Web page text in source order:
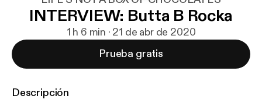
INTERVIEW: Butta B Rocka
1 h 6 min · 21 de abr de 2020
Prueba gratis
Descripción